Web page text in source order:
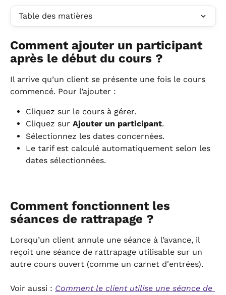
Table des matières
Comment ajouter un participant
après le début du cours ?
Il arrive qu’un client se présente une fois le cours
commencé. Pour l’ajouter :
Cliquez sur le cours à gérer.
Cliquez sur Ajouter un participant.
Sélectionnez les dates concernées.
Le tarif est calculé automatiquement selon les
dates sélectionnées.
Comment fonctionnent les
séances de rattrapage ?
Lorsqu’un client annule une séance à l’avance, il
reçoit une séance de rattrapage utilisable sur un
autre cours ouvert (comme un carnet d'entrées).
Voir aussi : Comment le client utilise une séance de